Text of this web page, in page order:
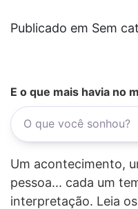
Publicado em Sem
E o que mais havia no
Um acontecimento,
pessoa... cada um
interpretação. Leia